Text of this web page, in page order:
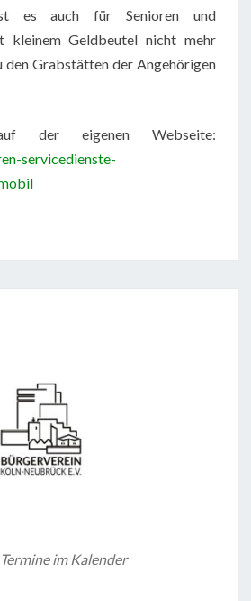
es auch für Senioren und
kleinem Geldbeutel nicht mehr
den Grabstätten der Angehörigen
der eigenen Webseite:
servicedienste-
im Kalender